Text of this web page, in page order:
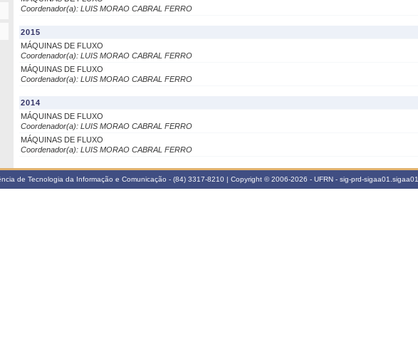
Coordenador(a): LUIS MORAO CABRAL FERRO
2015
MÁQUINAS DE FLUXO
Coordenador(a): LUIS MORAO CABRAL FERRO
MÁQUINAS DE FLUXO
Coordenador(a): LUIS MORAO CABRAL FERRO
2014
MÁQUINAS DE FLUXO
Coordenador(a): LUIS MORAO CABRAL FERRO
MÁQUINAS DE FLUXO
Coordenador(a): LUIS MORAO CABRAL FERRO
de Tecnologia da Informação e Comunicação - (84) 3317-8210 | Copyright © 2006-2026 - UFRN - sig-prd-sigaa01.sigaa01